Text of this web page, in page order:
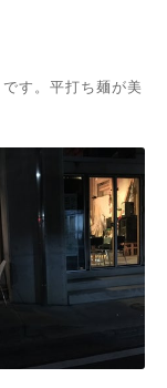
す。平打ち麺が美